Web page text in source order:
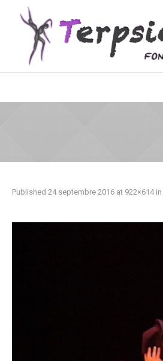
Published 24 septembre 2016 at 922×614 in